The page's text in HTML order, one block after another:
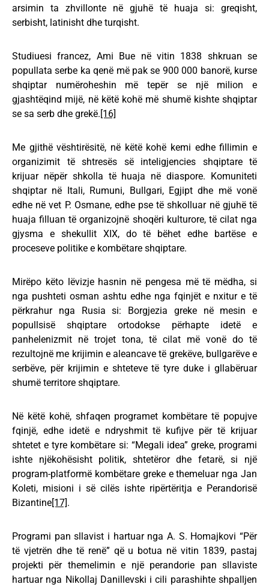
arsimin ta zhvillonte në gjuhë të huaja si: greqisht,
serbisht, latinisht dhe turqisht.
Studiuesi francez, Ami Bue në vitin 1838 shkruan se
popullata serbe ka qenë më pak se 900 000 banorë, kurse
shqiptar numëroheshin më tepër se një milion e
gjashtëqind mijë, në këtë kohë më shumë kishte shqiptar
se sa serb dhe grekë.[16]
Me gjithë vështirësitë, në këtë kohë kemi edhe fillimin e
organizimit të shtresës së inteligjencies shqiptare të
krijuar nëpër shkolla të huaja në diaspore. Komuniteti
shqiptar në Itali, Rumuni, Bullgari, Egjipt dhe më vonë
edhe në vet P. Osmane, edhe pse të shkolluar në gjuhë të
huaja filluan të organizojnë shoqëri kulturore, të cilat nga
gjysma e shekullit XIX, do të bëhet edhe bartëse e
proceseve politike e kombëtare shqiptare.
Mirëpo këto lëvizje hasnin në pengesa më të mëdha, si
nga pushteti osman ashtu edhe nga fqinjët e nxitur e të
përkrahur nga Rusia si: Borgjezia greke në mesin e
popullsisë shqiptare ortodokse përhapte idetë e
panhelenizmit në trojet tona, të cilat më vonë do të
rezultojnë me krijimin e aleancave të grekëve, bullgarëve e
serbëve, për krijimin e shteteve të tyre duke i gllabëruar
shumë territore shqiptare.
Në këtë kohë, shfaqen programet kombëtare të popujve
fqinjë, edhe idetë e ndryshmit të kufijve për të krijuar
shtetet e tyre kombëtare si: “Megali idea” greke, programi
ishte njëkohësisht politik, shtetëror dhe fetarë, si një
program-platformë kombëtare greke e themeluar nga Jan
Koleti, misioni i së cilës ishte ripërtëritja e Perandorisë
Bizantine[17].
Programi pan sllavist i hartuar nga A. S. Homajkovi “Për
të vjetrën dhe të renë” që u botua në vitin 1839, pastaj
projekti për themelimin e një perandorie pan sllaviste
hartuar nga Nikollaj Danillevski i cili parashihte shpalljen